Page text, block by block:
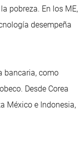
pobreza. En los ME,
desempeña
bancaria, como
Desde Corea
México e Indonesia,